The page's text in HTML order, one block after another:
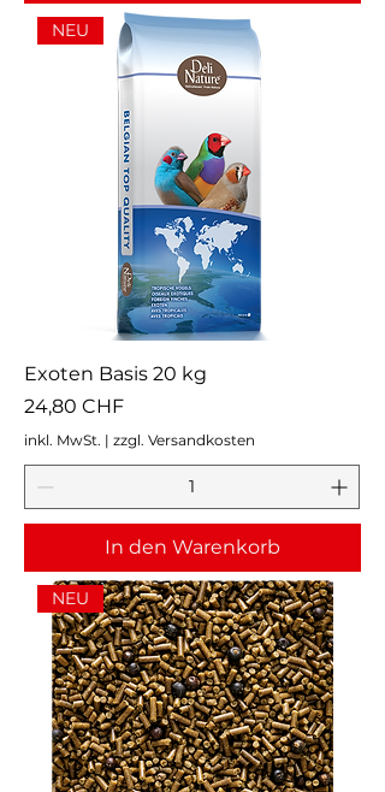
NEU
Exoten Basis 20 kg
Preis
24,80 CHF
inkl. MwSt. | zzgl. Versandkosten
In den Warenkorb
NEU